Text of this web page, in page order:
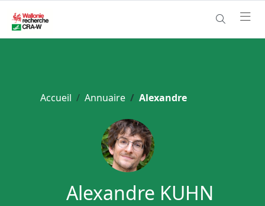
Accueil Annuaire Alexandre
Alexandre KUHN